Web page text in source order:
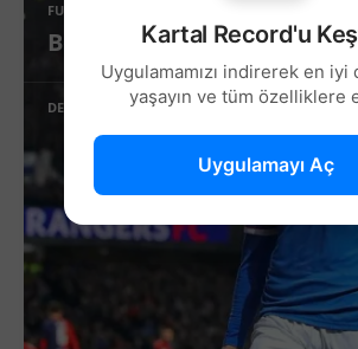
FUTBOL
Beşiktaş’ta Sağ Kanat İçin
DEVAMINI OKU
Kartal Record'u
Uygulamamızı indirerek en iyi
yaşayın ve tüm özelliklere
Uygulamayı Aç